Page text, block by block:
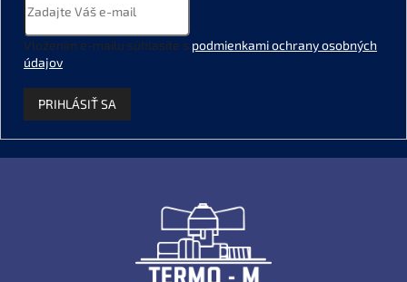
Vložením e-mailu súhlasíte s podmienkami ochrany osobných
údajov.
PRIHLÁSIŤ SA